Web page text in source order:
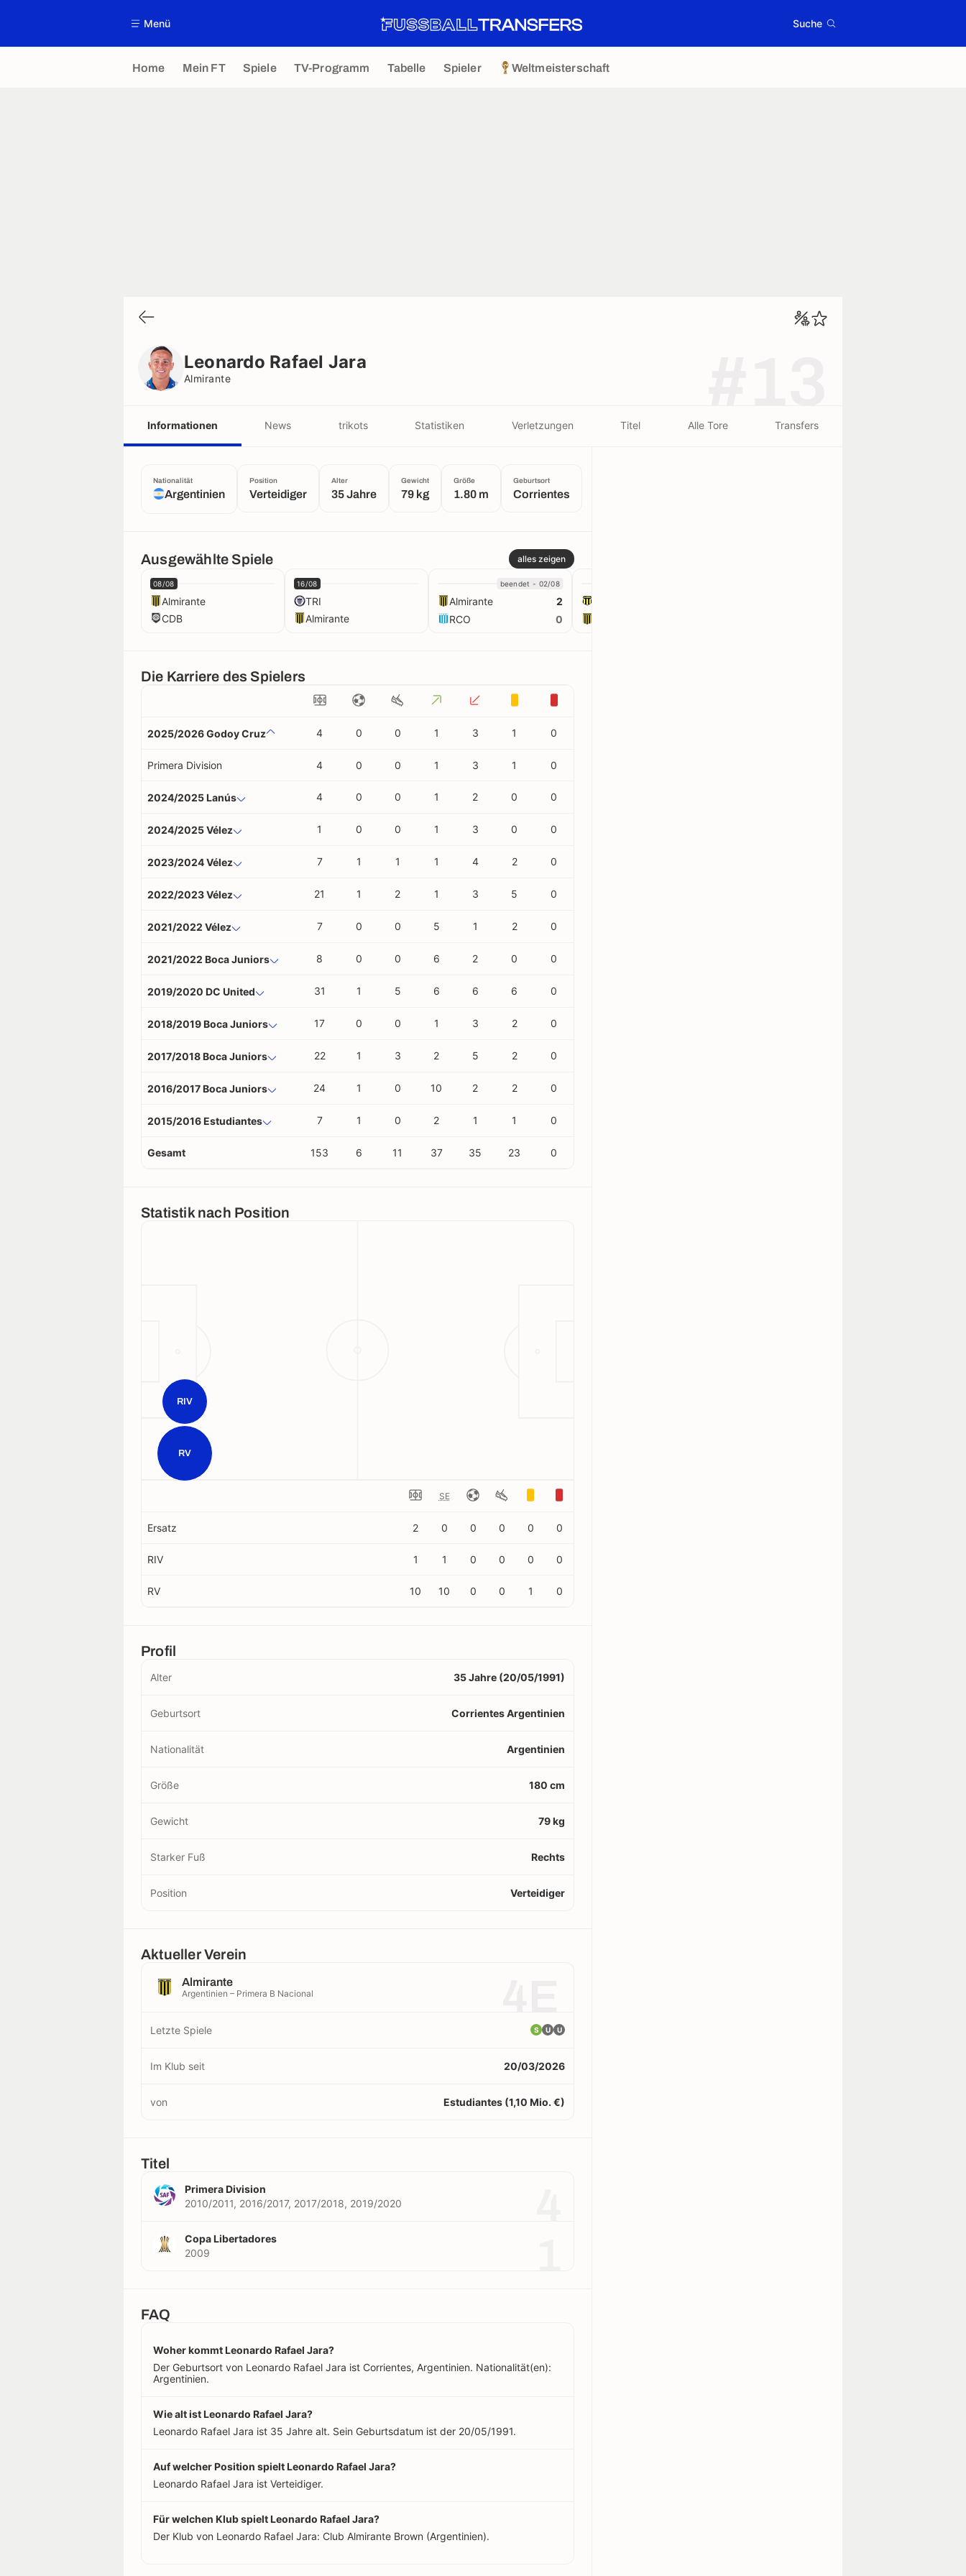
Menü Suche
Home Mein FT Spiele TV-Programm Tabelle Spieler Weltmeisterschaft
Leonardo Rafael Jara
Almirante
Informationen News trikots Statistiken Verletzungen Titel Alle Tore Transfers
Nationalität
Argentinien
Position
Verteidiger
Alter
35 Jahre
Gewicht
79 kg
Größe
1.80 m
Geburtsort
Corrientes
Ausgewählte Spiele alles zeigen
08/08
Almirante
CDB
16/08
TRI
Almirante
beendet - 02/08
Almirante
2
RCO
0
Die Karriere des Spielers
2025/2026 Godoy Cruz 4 0 0 1 3 1 0
Primera Division 4 0 0 1 3 1 0
2024/2025 Lanús 4 0 0 1 2 0 0
2024/2025 Vélez 1 0 0 1 3 0 0
2023/2024 Vélez 7 1 1 1 4 2 0
2022/2023 Vélez 21 1 2 1 3 5 0
2021/2022 Vélez 7 0 0 5 1 2 0
2021/2022 Boca Juniors 8 0 0 6 2 0 0
2019/2020 DC United 31 1 5 6 6 6 0
2018/2019 Boca Juniors 17 0 0 1 3 2 0
2017/2018 Boca Juniors 22 1 3 2 5 2 0
2016/2017 Boca Juniors 24 1 0 10 2 2 0
2015/2016 Estudiantes 7 1 0 2 1 1 0
Gesamt 153 6 11 37 35 23 0
Statistik nach Position
RV
RIV
SE
Ersatz 2 0 0 0 0 0
RIV 1 1 0 0 0 0
RV 10 10 0 0 1 0
Profil
Alter 35 Jahre (20/05/1991)
Geburtsort Corrientes Argentinien
Nationalität Argentinien
Größe 180 cm
Gewicht 79 kg
Starker Fuß Rechts
Position Verteidiger
Aktueller Verein
Almirante
Argentinien – Primera B Nacional
Letzte Spiele S U U
Im Klub seit 20/03/2026
von Estudiantes (1,10 Mio. €)
Titel
Primera Division
2010/2011, 2016/2017, 2017/2018, 2019/2020
Copa Libertadores
2009
FAQ
Woher kommt Leonardo Rafael Jara?
Der Geburtsort von Leonardo Rafael Jara ist Corrientes, Argentinien. Nationalität(en):
Argentinien.
Wie alt ist Leonardo Rafael Jara?
Leonardo Rafael Jara ist 35 Jahre alt. Sein Geburtsdatum ist der 20/05/1991.
Auf welcher Position spielt Leonardo Rafael Jara?
Leonardo Rafael Jara ist Verteidiger.
Für welchen Klub spielt Leonardo Rafael Jara?
Der Klub von Leonardo Rafael Jara: Club Almirante Brown (Argentinien).